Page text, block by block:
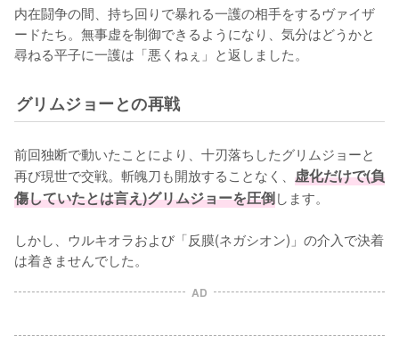
内在闘争の間、持ち回りで暴れる一護の相手をするヴァイザ
ードたち。無事虚を制御できるようになり、気分はどうかと
尋ねる平子に一護は「悪くねぇ」と返しました。
グリムジョーとの再戦
前回独断で動いたことにより、十刃落ちしたグリムジョーと
再び現世で交戦。斬魄刀も開放することなく、 虚化だけで(負
傷していたとは言え)グリムジョーを圧倒します。
しかし、ウルキオラおよび「反膜(ネガシオン)」の介入で決着
は着きませんでした。
AD